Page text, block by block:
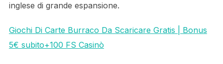
inglese di grande espansione.
Giochi Di Carte Burraco Da Scaricare Gratis | Bonus
5€ subito+100 FS Casinò